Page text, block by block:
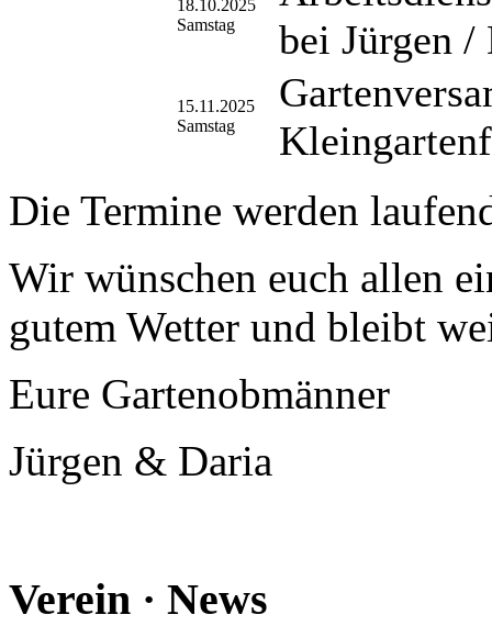
18.10.2025
Samstag
bei Jürgen /
15.11.2025
Samstag
Die Termine werden
Wir wünschen euch allen
gutem Wetter und bleibt
Eure Gartenobmänner
Jürgen & Daria
Verein · News